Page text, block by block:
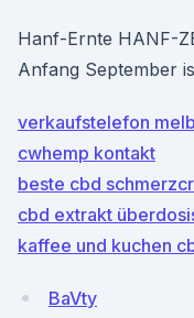
Hanf-Ernte HANF-
Anfang September
verkaufstelefon
cwhemp kontakt
beste cbd
cbd extrakt
kaffee und kuchen
BaVty